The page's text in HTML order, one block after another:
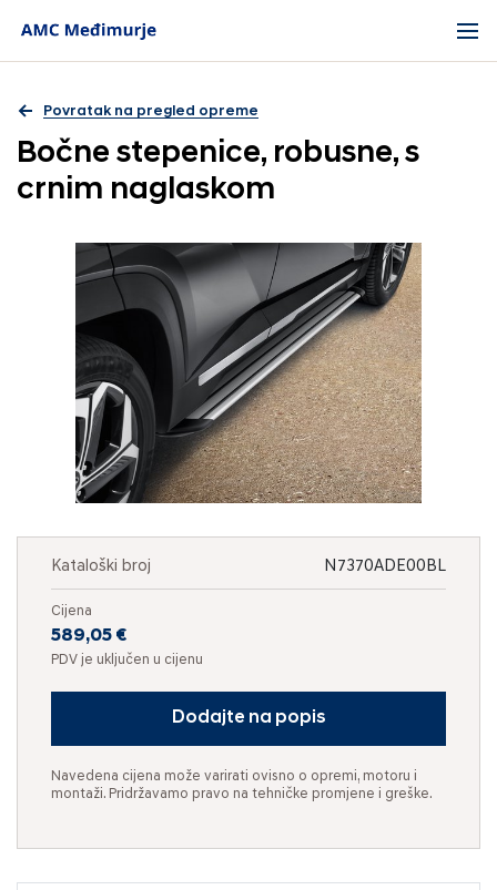
Povratak na pregled opreme
Bočne stepenice, robusne, s
crnim naglaskom
Kataloški broj N7370ADE00BL
Cijena
589,05 €
PDV je uključen u cijenu
Dodajte na popis
Navedena cijena može varirati ovisno o opremi, motoru i
montaži. Pridržavamo pravo na tehničke promjene i greške.